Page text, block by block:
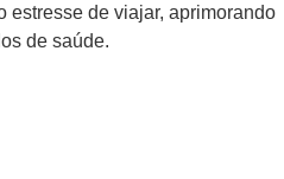
estresse de viajar, aprimorando
de saúde.